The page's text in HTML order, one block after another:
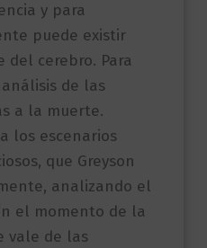
y para
puede existir
cerebro. Para
de las
a la muerte.
los escenarios
que Greyson
analizando el
el momento de la
vale de las